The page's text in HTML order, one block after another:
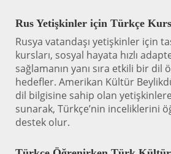
Rus Yetişkinler için Türkçe
Rusya vatandaşı yetişkinler için
kursları, sosyal hayata hızlı
sağlamanın yanı sıra etkili bir dil
hedefler. Amerikan Kültür
dil bilgisine sahip olan
sunarak, Türkçe’nin inceliklerini
destek olur.